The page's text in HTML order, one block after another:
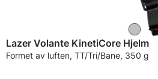
Lazer Volante KinetiCore Hjelm
Formet av luften, TT/Tri/Bane, 350 g